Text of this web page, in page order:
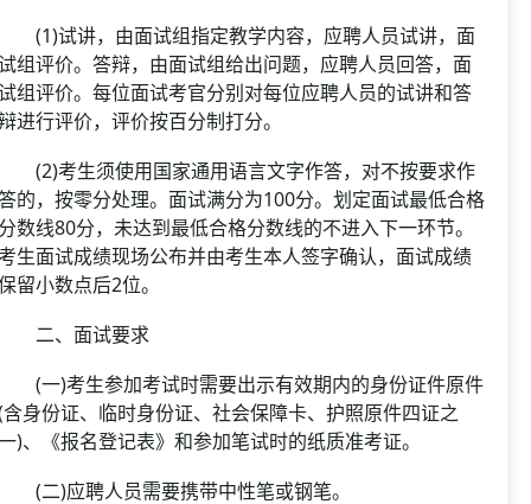
试讲，由面试组指定教学内容，应聘人员试讲，面
组评价。答辩，由面试组给出问题，应聘人员回答，面
组评价。每位面试考官分别对每位应聘人员的试讲和答
进行评价，评价按百分制打分。
考生须使用国家通用语言文字作答，对不按要求作
的，按零分处理。面试满分为100分。划定面试最低合格
数线80分，未达到最低合格分数线的不进入下一环节。
生面试成绩现场公布并由考生本人签字确认，面试成绩
留小数点后2位。
、面试要求
一)考生参加考试时需要出示有效期内的身份证件原件
身份证、临时身份证、社会保障卡、护照原件四证之
)、《报名登记表》和参加笔试时的纸质准考证。
二)应聘人员需要携带中性笔或钢笔。